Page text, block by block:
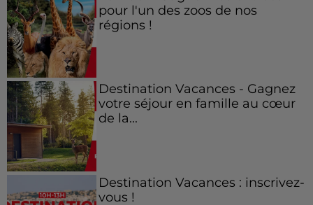
pour l'un des zoos de nos
régions !
Destination Vacances - Gagnez
votre séjour en famille au cœur
de la...
Destination Vacances : inscrivez-
vous !